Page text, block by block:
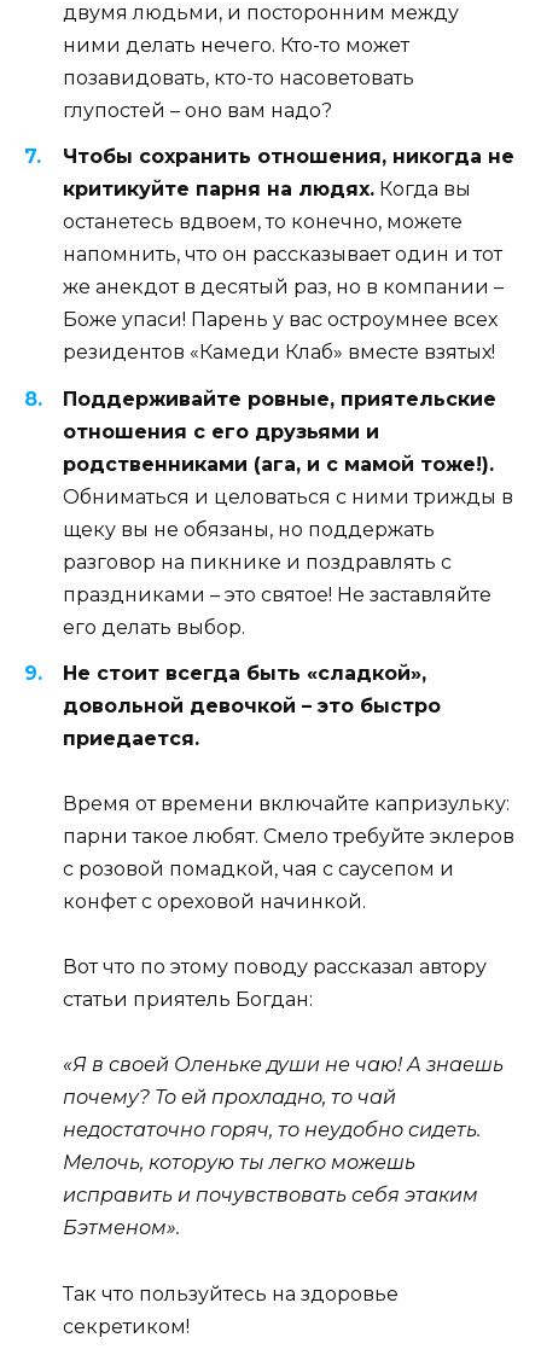
двумя людьми, и посторонним между
ними делать нечего. Кто-то может
позавидовать, кто-то насоветовать
глупостей – оно вам надо?
Чтобы сохранить отношения, никогда не
критикуйте парня на людях. Когда вы
останетесь вдвоем, то конечно, можете
напомнить, что он рассказывает один и тот
же анекдот в десятый раз, но в компании –
Боже упаси! Парень у вас остроумнее всех
резидентов «Камеди Клаб» вместе взятых!
Поддерживайте ровные, приятельские
отношения с его друзьями и
родственниками (ага, и с мамой тоже!).
Обниматься и целоваться с ними трижды в
щеку вы не обязаны, но поддержать
разговор на пикнике и поздравлять с
праздниками – это святое! Не заставляйте
его делать выбор.
Не стоит всегда быть «сладкой»,
довольной девочкой – это быстро
приедается.
Время от времени включайте капризульку:
парни такое любят. Смело требуйте эклеров
с розовой помадкой, чая с саусепом и
конфет с ореховой начинкой.
Вот что по этому поводу рассказал автору
статьи приятель Богдан:
«Я в своей Оленьке души не чаю! А знаешь
почему? То ей прохладно, то чай
недостаточно горяч, то неудобно сидеть.
Мелочь, которую ты легко можешь
исправить и почувствовать себя этаким
Бэтменом».
Так что пользуйтесь на здоровье
секретиком!